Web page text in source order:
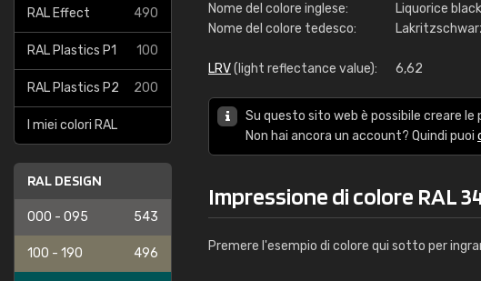
RAL Effect 490
RAL Plastics P1 100
RAL Plastics P2 200
I miei colori RAL
RAL DESIGN
000 - 095 543
100 - 190 496
Nome del colore inglese:
Liquorice black
Nome del colore tedesco:
LRV(light reflectance value): 6,62
Su questo sito web è possibile creare le
Non hai ancora un account? Quindi puoi
Impressione di colore RAL
Premere l'esempio di colore qui sotto per